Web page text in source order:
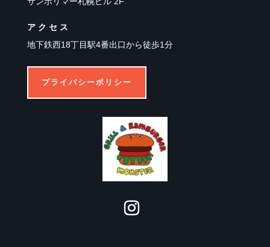
アクセス
地下鉄西18丁目駅4番出口から徒歩1分
プライバシーポリシー